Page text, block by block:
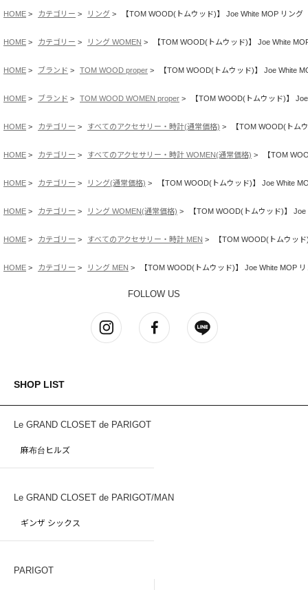
HOME カテゴリー リング 【TOM WOOD(トムウッド)】 Joe White MOP リング
HOME カテゴリー リング WOMEN 【TOM WOOD(トムウッド)】 Joe White
HOME ブランド TOM WOOD proper 【TOM WOOD(トムウッド)】 Joe White
HOME ブランド TOM WOOD WOMEN proper 【TOM WOOD(トムウッド)】
HOME カテゴリー すべてのアクセサリー・時計(通常価格) 【TOM WOOD(トム
HOME カテゴリー すべてのアクセサリー・時計 WOMEN(通常価格) 【TOM
HOME カテゴリー リング(通常価格) 【TOM WOOD(トムウッド)】 Joe White
HOME カテゴリー リング WOMEN(通常価格) 【TOM WOOD(トムウッド)】
HOME カテゴリー すべてのアクセサリー・時計 MEN 【TOM WOOD(トムウッ
HOME カテゴリー リング MEN 【TOM WOOD(トムウッド)】 Joe White MOP
FOLLOW US
SHOP LIST
Le GRAND CLOSET de PARIGOT
麻布台ヒルズ
Le GRAND CLOSET de PARIGOT/MAN
ギンザ シックス
PARIGOT